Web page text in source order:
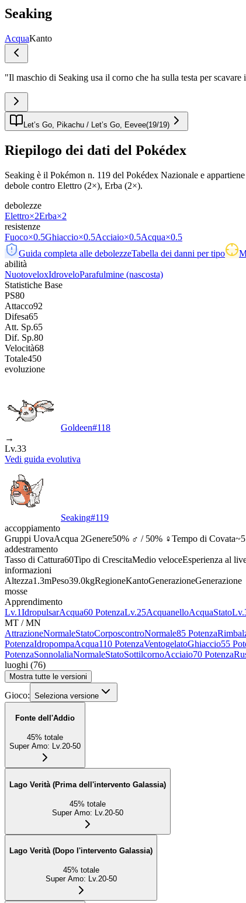
Seaking
AcquaKanto
"Il maschio di Seaking usa il corno che ha sulla testa per
Let’s Go, Pikachu / Let’s Go, Eevee(19/19)
Riepilogo dei dati del Pokédex
Seaking è il Pokémon n. 119 del Pokédex Nazionale e
debole contro Elettro (2×), Erba (2×).
debolezze
Elettro×2Erba×2
resistenze
Fuoco×0.5Ghiaccio×0.5Acciaio×0.5Acqua×0.5
Guida completa alle debolezzeTabella dei danni per tipo
abilità
NuotoveloxIdroveloParafulmine (nascosta)
Statistiche Base
PS80
Attacco92
Difesa65
Att. Sp.65
Dif. Sp.80
Velocità68
Totale450
evoluzione
Goldeen#118
→
Lv.33
Vedi guida evolutiva
Seaking#119
accoppiamento
Gruppi UovaAcqua 2Genere50% ♂ / 50% ♀Tempo di Covata
addestramento
Tasso di Cattura60Tipo di CrescitaMedio veloceEsperienza al
informazioni
Altezza1.3mPeso39.0kgRegioneKantoGenerazioneGenerazione
mosse
Apprendimento
Lv.1IdropulsarAcqua60 PotenzaLv.25AcquanelloAcquaStato
MT / MN
AttrazioneNormaleStatoCorposcontroNormale85 Potenza
PotenzaIdropompaAcqua110 PotenzaVentogelatoGhiaccio55
PotenzaSonnolaliaNormaleStatoSottilcornoAcciaio70 Potenza
luoghi (76)
Mostra tutte le versioni
Gioco: Seleziona versione
Fonte dell'Addio
45% totale
Super Amo: Lv.20-50
Lago Verità (Prima dell'intervento Galassia)
45% totale
Super Amo: Lv.20-50
Lago Verità (Dopo l'intervento Galassia)
45% totale
Super Amo: Lv.20-50